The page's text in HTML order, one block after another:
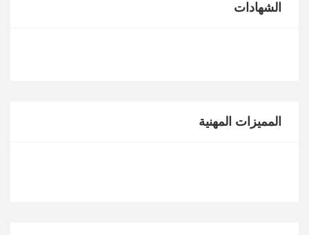
الشهادات
المميزات المهنية